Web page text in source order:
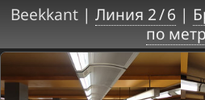
Beekkant | Линия 2 / 6 |
по